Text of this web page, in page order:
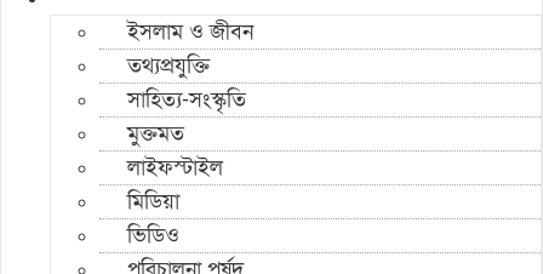
ইসলাম ও জীবন
তথ্যপ্রযুক্তি
সাহিত্য-সংস্কৃতি
মুক্তমত
লাইফস্টাইল
মিডিয়া
ভিডিও